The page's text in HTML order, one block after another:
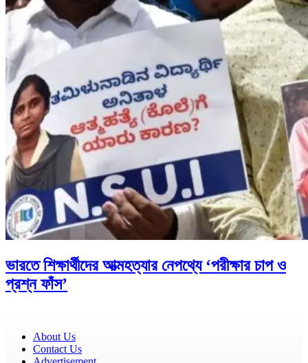
ভারতে শিক্ষার্থীদের আত্মহত্যার নেপথ্যে ‘পরীক্ষার চাপ ও
প্রশ্ন ফাঁস’
About Us
Contact Us